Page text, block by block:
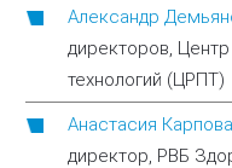
Александр
директоров,
технологий (ЦРПТ)
Анастасия Карпова
директор, РВБ